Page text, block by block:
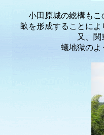
小田原城の総構も
畝を形成することに
又、関
蟻地獄のよ